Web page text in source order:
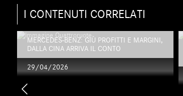
I CONTENUTI CORRELATI
MERCEDES-BENZ: GIÙ PROFITTI E MARGINI,
DALLA CINA ARRIVA IL CONTO
29/04/2026